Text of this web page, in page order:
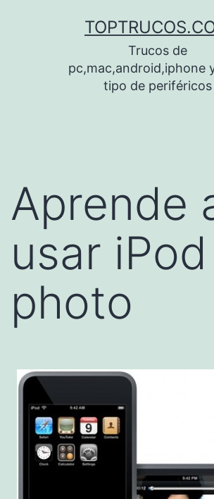
Trucos de
pc,mac,android,iphone
tipo de periféricos
Aprende
usar iPod
photo